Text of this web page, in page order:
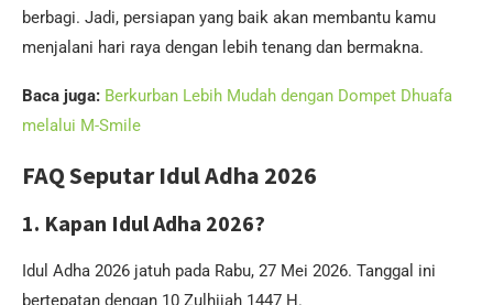
berbagi. Jadi, persiapan yang baik akan membantu kamu
menjalani hari raya dengan lebih tenang dan bermakna.
Baca juga: Berkurban Lebih Mudah dengan Dompet Dhuafa
melalui M-Smile
FAQ Seputar Idul Adha 2026
1. Kapan Idul Adha 2026?
Idul Adha 2026 jatuh pada Rabu, 27 Mei 2026. Tanggal ini
bertepatan dengan 10 Zulhijah 1447 H.